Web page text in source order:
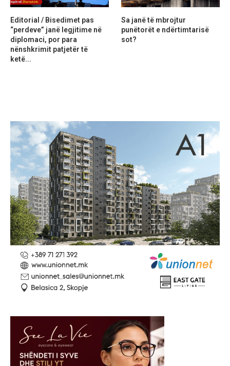
Editorial / Bisedimet pas
“perdeve” janë legjitime në
diplomaci, por para
nënshkrimit patjetër të
ketë...
Sa janë të mbrojtur
punëtorët e ndërtimtarisë
sot?